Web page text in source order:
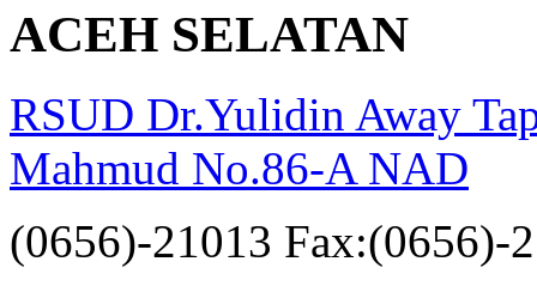
ACEH SELATAN
RSUD Dr.Yulidin Away
Mahmud No.86-A NAD
(0656)-21013 Fax:(0656)-